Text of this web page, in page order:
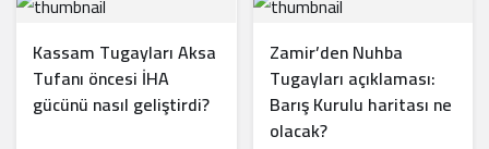
Kassam Tugayları Aksa
Tufanı öncesi İHA
gücünü nasıl geliştirdi?
Zamir’den Nuhba
Tugayları açıklaması:
Barış Kurulu haritası ne
olacak?